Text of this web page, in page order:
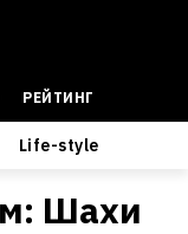
РЕЙТИНГ
Life-style
Шахи